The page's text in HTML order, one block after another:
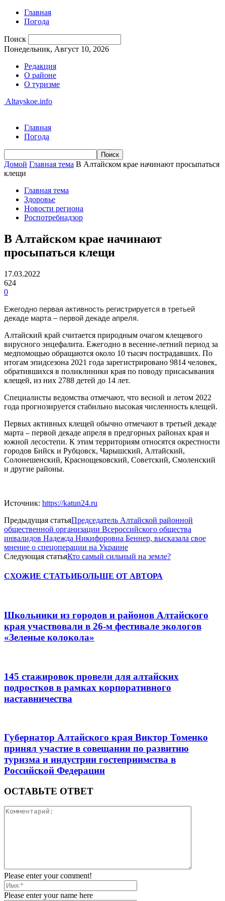
Главная
Погода
Поиск
Понедельник, Август 10, 2026
Редакция
О районе
О туризме
Altayskoe.info
Главная
Погода
Домой Главная тема В Алтайском крае начинают просыпаться
клещи
Главная тема
Здоровье
Новости региона
Роспотребнадзор
В Алтайском крае начинают
просыпаться клещи
17.03.2022
624
0
Ежегодно первая активность регистрируется в третьей
декаде марта – первой декаде апреля.
Алтайский край считается природным очагом клещевого
вирусного энцефалита. Ежегодно в весенне-летний период за
медпомощью обращаются около 10 тысяч пострадавших. По
итогам эпидсезона 2021 года зарегистрировано 9814 человек,
обратившихся в поликлиники края по поводу присасывания
клещей, из них 2788 детей до 14 лет.
Специалисты ведомства отмечают, что весной и летом 2022
года прогнозируется стабильно высокая численность клещей.
Первых активных клещей обычно отмечают в третьей декаде
марта – первой декаде апреля в предгорных районах края и
южной лесостепи. К этим территориям относятся окрестности
городов Бийск и Рубцовск, Чарышский, Алтайский,
Солонешенский, Краснощековский, Советский, Смоленский
и другие районы.
Источник: https://katun24.ru
Предыдущая статьяПредседатель Алтайской районной
общественной организации Всероссийского общества
инвалидов Надежда Никифоровна Беннер, высказала свое
мнение о спецоперации на Украине
Следующая статьяКто самый сильный на земле?
СХОЖИЕ СТАТЬИБОЛЬШЕ ОТ АВТОРА
Школьники из городов и районов Алтайского
края участвовали в 26-м фестивале экологов
«Зеленые колокола»
145 стажировок провели для алтайских
подростков в рамках корпоративного
наставничества
Губернатор Алтайского края Виктор Томенко
принял участие в совещании по развитию
туризма и индустрии гостеприимства в
Российской Федерации
ОСТАВЬТЕ ОТВЕТ
Please enter your comment!
Please enter your name here